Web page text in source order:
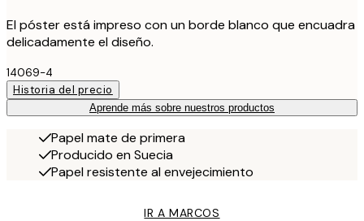
El póster está impreso con un borde blanco que encuadra
delicadamente el diseño.
14069-4
Historia del precio
Aprende más sobre nuestros productos
Papel mate de primera
Producido en Suecia
Papel resistente al envejecimiento
IR A MARCOS